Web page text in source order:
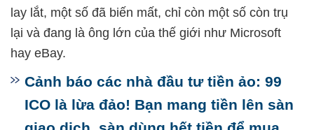
lay lắt, một số đã biến mất, chỉ còn một số còn trụ
lại và đang là ông lớn của thế giới như Microsoft
hay eBay.
Cảnh báo các nhà đầu tư tiền ảo: 99
ICO là lừa đảo! Bạn mang tiền lên sàn